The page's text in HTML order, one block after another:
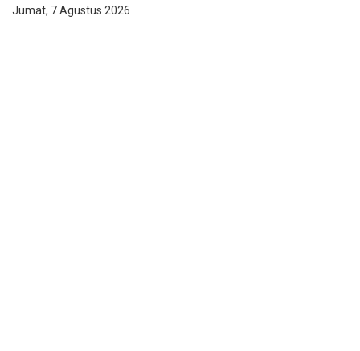
Jumat, 7 Agustus 2026